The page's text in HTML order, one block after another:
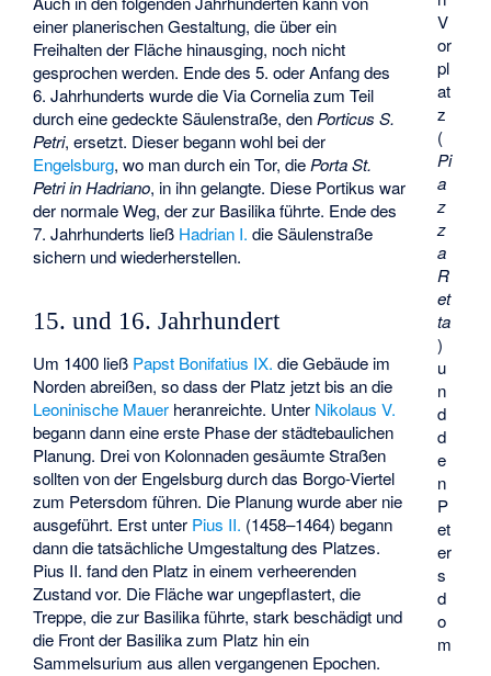
V
or
pl
at
z
(
Pi
a
z
z
a
R
et
ta
)
u
n
d
d
e
n
P
et
er
s
d
o
m
einer planerischen Gestaltung, die über ein
Freihalten der Fläche hinausging, noch nicht
gesprochen werden. Ende des 5. oder Anfang des
6. Jahrhunderts wurde die Via Cornelia zum Teil
durch eine gedeckte Säulenstraße, denPorticus S.
Petri, ersetzt. Dieser begann wohl bei der
Engelsburg, wo man durch ein Tor, diePorta St.
Petri in Hadriano, in ihn gelangte. Diese Portikus war
der normale Weg, der zur Basilika führte. Ende des
7. Jahrhunderts ließ Hadrian I. die Säulenstraße
sichern und wiederherstellen.
15. und 16. Jahrhundert
Um 1400 ließ Papst Bonifatius IX. die Gebäude im
Norden abreißen, so dass der Platz jetzt bis an die
Leoninische Mauer heranreichte. Unter Nikolaus V.
begann dann eine erste Phase der städtebaulichen
Planung. Drei von Kolonnaden gesäumte Straßen
sollten von der Engelsburg durch das Borgo-Viertel
zum Petersdom führen. Die Planung wurde aber nie
ausgeführt. Erst unter Pius II. (1458–1464) begann
dann die tatsächliche Umgestaltung des Platzes.
Pius II. fand den Platz in einem verheerenden
Zustand vor. Die Fläche war ungepflastert, die
Treppe, die zur Basilika führte, stark beschädigt und
die Front der Basilika zum Platz hin ein
Sammelsurium aus allen vergangenen Epochen.